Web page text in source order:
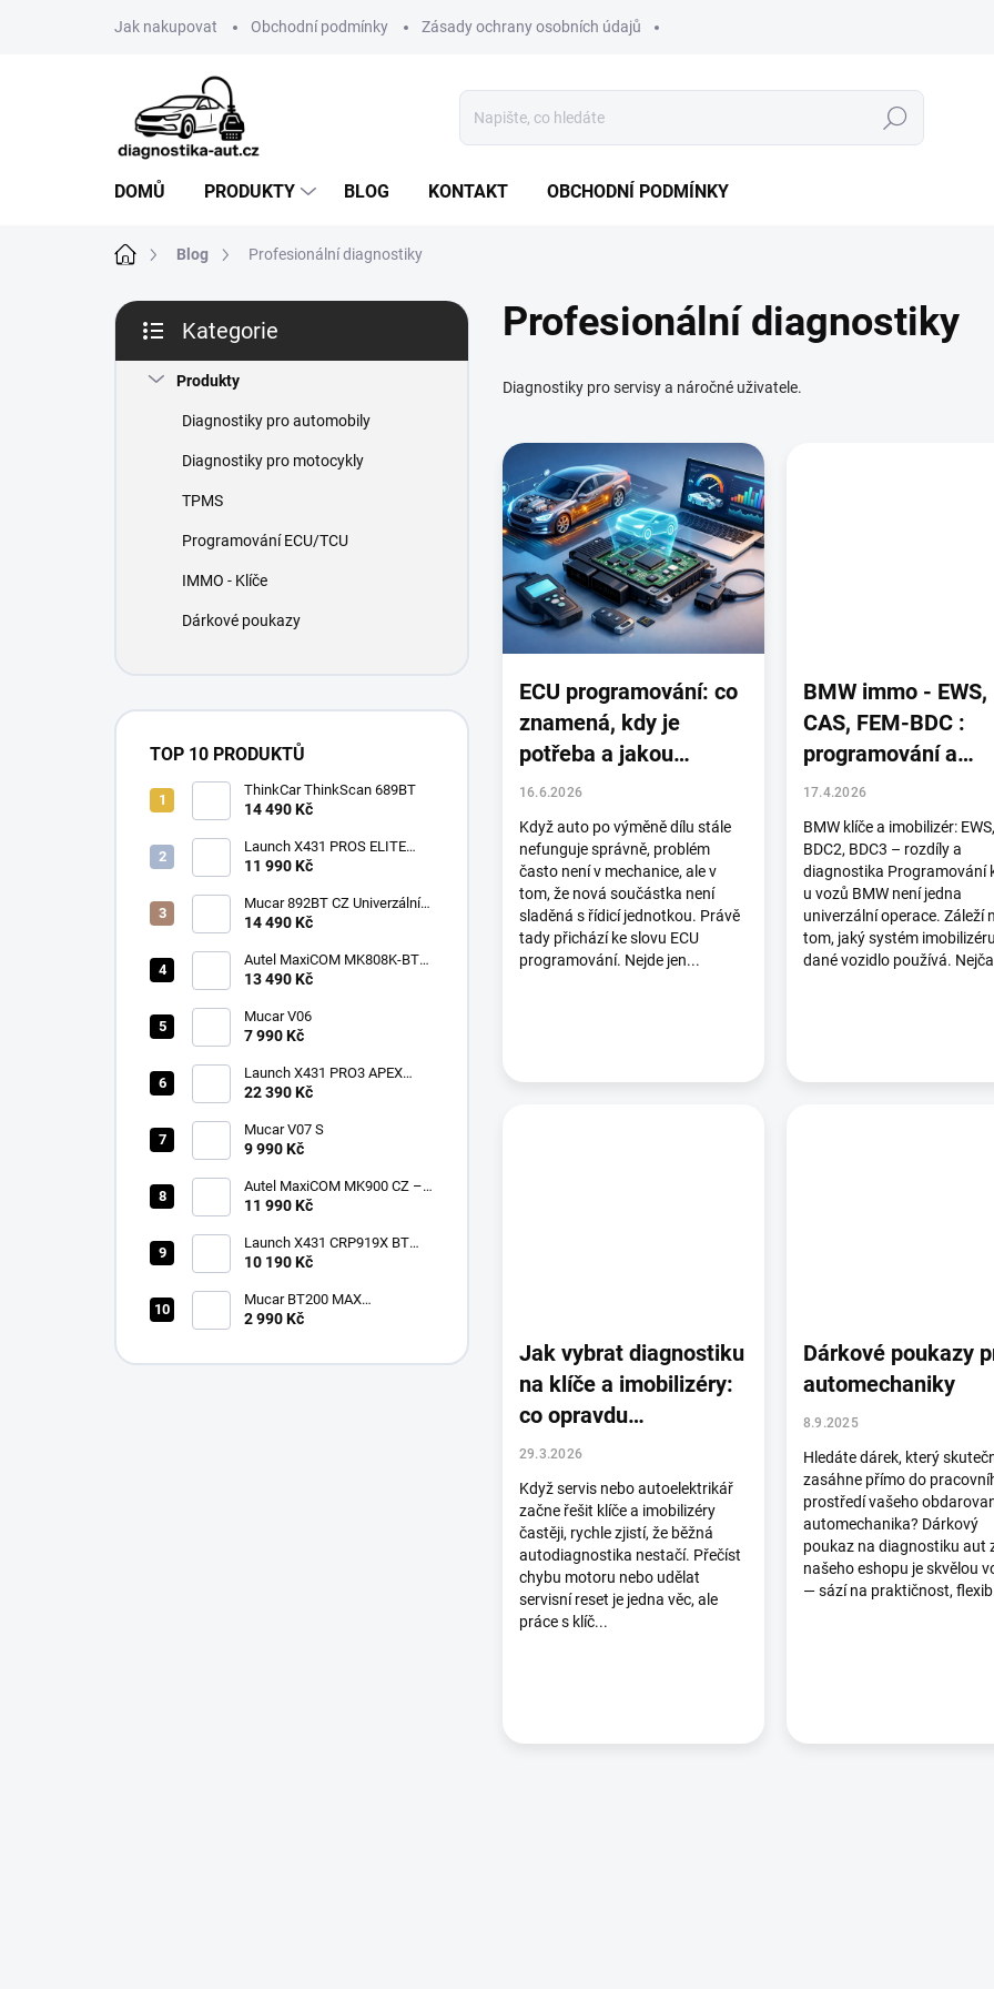
Jak nakupovat Obchodní podmínky Zásady ochrany osobních údajů
Hledat
DOMŮ PRODUKTY BLOG KONTAKT OBCHODNÍ PODMÍNKY
Domů Blog Profesionální diagnostiky
P
s
kategorie
Kategorie
Produkty
Diagnostiky pro automobily
Diagnostiky pro motocykly
TPMS
Programování ECU/TCU
IMMO - Klíče
Dárkové poukazy
TOP 10 PRODUKTŮ
ThinkCar ThinkScan 689BT
14 490 Kč
Launch X431 PROS ELITE
2026
11 990 Kč
Mucar 892BT CZ Univerzální
diagnostika , CAN-FD, DOIP
14 490 Kč
Autel MaxiCOM MK808K-BT
CZ
13 490 Kč
Mucar V06
7 990 Kč
Launch X431 PRO3 APEX
2026 CZ
22 390 Kč
Mucar V07 S
9 990 Kč
Autel MaxiCOM MK900 CZ –
2026 profesionální
11 990 Kč
Launch X431 CRP919X BT
Bluetooth
10 190 Kč
Mucar BT200 MAX
multiznačková diagnostika v
2 990 Kč
Profesionální diagnostiky
Diagnostiky pro servisy a náročné uživatele.
ý
p
i
s
č
l
á
n
k
ECU programování: co
znamená, kdy je
potřeba a jakou
diagnostiku zvolit
16.6.2026
Když auto po výměně dílu stále
nefunguje správně, problém
často není v mechanice, ale v
tom, že nová součástka není
sladěná s řídicí jednotkou. Právě
tady přichází ke slovu ECU
programování. Nejde jen...
BMW immo - EWS,
CAS, FEM-BDC :
programování a
diagnostika
17.4.2026
BMW klíče a imobilizér:
BDC2, BDC3 – rozdíly a
diagnostika Programování
u vozů BMW není jedna
univerzální operace. Záleží
tom, jaký systém imobilizéru
dané vozidlo používá.
Jak vybrat diagnostiku
na klíče a imobilizéry:
co opravdu
potřebujete v praxi
29.3.2026
Když servis nebo autoelektrikář
začne řešit klíče a imobilizéry
častěji, rychle zjistí, že běžná
autodiagnostika nestačí. Přečíst
chybu motoru nebo udělat
servisní reset je jedna věc, ale
práce s klíč...
Dárkové poukazy
automechaniky
8.9.2025
Hledáte dárek, který
zasáhne přímo do
prostředí vašeho
automechanika? Dárkový
poukaz na diagnostiku aut
našeho eshopu je skvělou
— sází na praktičnost,